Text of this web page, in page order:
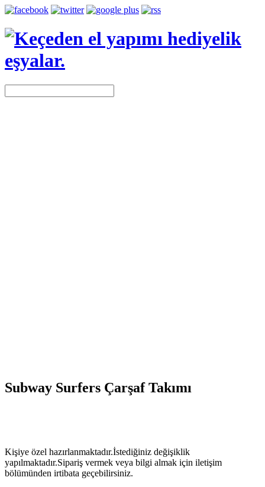
Subway Surfers Çarşaf Takımı
Kişiye özel hazırlanmaktadır.İstediğiniz değişiklik
yapılmaktadır.Sipariş vermek veya bilgi almak için iletişim
bölümünden irtibata geçebilirsiniz.